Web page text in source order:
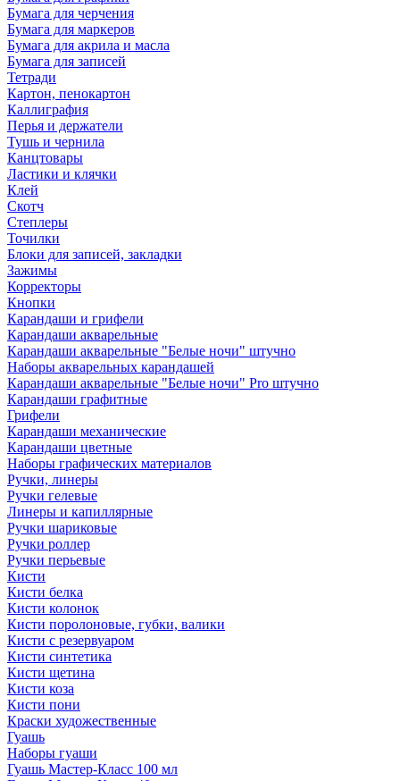
Бумага для черчения
Бумага для маркеров
Бумага для акрила и масла
Бумага для записей
Тетради
Картон, пенокартон
Каллиграфия
Перья и держатели
Тушь и чернила
Канцтовары
Ластики и клячки
Клей
Скотч
Степлеры
Точилки
Блоки для записей, закладки
Зажимы
Корректоры
Кнопки
Карандаши и грифели
Карандаши акварельные
Карандаши акварельные "Белые ночи" штучно
Наборы акварельных карандашей
Карандаши акварельные "Белые ночи" Pro штучно
Карандаши графитные
Грифели
Карандаши механические
Карандаши цветные
Наборы графических материалов
Ручки, линеры
Ручки гелевые
Линеры и капиллярные
Ручки шариковые
Ручки роллер
Ручки перьевые
Кисти
Кисти белка
Кисти колонок
Кисти поролоновые, губки, валики
Кисти с резервуаром
Кисти синтетика
Кисти щетина
Кисти коза
Кисти пони
Краски художественные
Гуашь
Наборы гуаши
Гуашь Мастер-Класс 100 мл